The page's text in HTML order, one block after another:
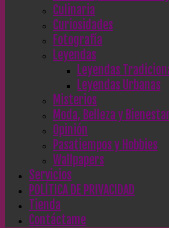
Culinaria
Curiosidades
Fotografía
Leyendas
Leyendas
Leyendas Urbanas
Misterios
Moda, Belleza y
Opinión
Pasatiempos y Hobbies
Wallpapers
Servicios
POLÍTICA DE PRIVACIDAD
Tienda
Contáctame